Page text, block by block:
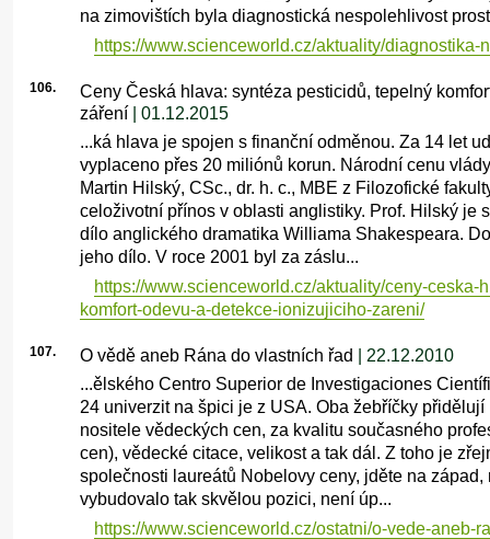
na zimovištích byla diagnostická nespolehlivost
https://www.scienceworld.cz/aktuality/diagnostika-
106.
Ceny Česká hlava: syntéza pesticidů, tepelný
záření| 01.12.2015
...ká hlava je spojen s finanční odměnou. Za 14 let
vyplaceno přes 20 miliónů korun. Národní cenu
Martin Hilský, CSc., dr. h. c., MBE z Filozofické
celoživotní přínos v oblasti anglistiky. Prof. Hilský je
dílo anglického dramatika Williama Shakespeara.
jeho dílo. V roce 2001 byl za záslu...
https://www.scienceworld.cz/aktuality/ceny-ceska-
komfort-odevu-a-detekce-ionizujiciho-zareni/
107. O vědě aneb Rána do vlastních řad | 22.12.2010
...ělského Centro Superior de Investigaciones
24 univerzit na špici je z USA. Oba žebříčky
nositele vědeckých cen, za kvalitu současného
cen), vědecké citace, velikost a tak dál. Z toho je
společnosti laureátů Nobelovy ceny, jděte na
vybudovalo tak skvělou pozici, není úp...
https://www.scienceworld.cz/ostatni/o-vede-aneb-